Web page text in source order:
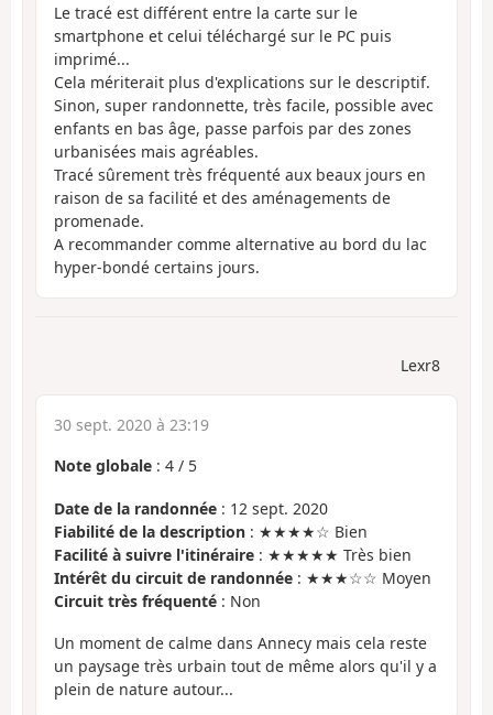
Le tracé est différent entre la carte sur le
smartphone et celui téléchargé sur le PC puis
imprimé...
Cela mériterait plus d'explications sur le descriptif.
Sinon, super randonnette, très facile, possible avec
enfants en bas âge, passe parfois par des zones
urbanisées mais agréables.
Tracé sûrement très fréquenté aux beaux jours en
raison de sa facilité et des aménagements de
promenade.
A recommander comme alternative au bord du lac
hyper-bondé certains jours.
Lexr8
30 sept. 2020 à 23:19
Note globale : 4 / 5
Date de la randonnée : 12 sept. 2020
Fiabilité de la description : ★★★★☆ Bien
Facilité à suivre l'itinéraire : ★★★★★ Très bien
Intérêt du circuit de randonnée : ★★★☆☆ Moyen
Circuit très fréquenté : Non
Un moment de calme dans Annecy mais cela reste
un paysage très urbain tout de même alors qu'il y a
plein de nature autour...